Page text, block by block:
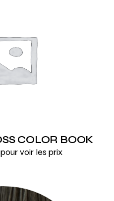
COLOR BOOK
voir les prix